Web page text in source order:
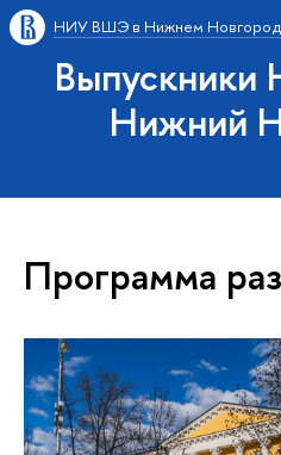
НИУ ВШЭ в Нижнем
Нижний
Программа